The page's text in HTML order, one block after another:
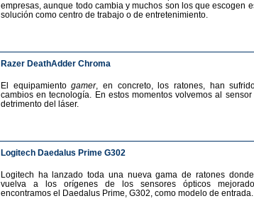
empresas, aunque todo cambia y muchos son los que escogen
solución como centro de trabajo o de entretenimiento.
Razer DeathAdder Chroma
El equipamientogamer, en concreto, los ratones, han
cambios en tecnología. En estos momentos volvemos al sensor
detrimento del láser.
Logitech Daedalus Prime G302
Logitech ha lanzado toda una nueva gama de ratones
vuelva a los orígenes de los sensores ópticos
encontramos el Daedalus Prime, G302, como modelo de entrada.